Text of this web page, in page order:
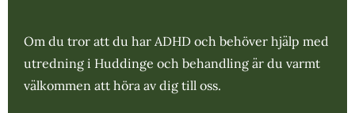
Om du tror att du har ADHD och behöver hjälp med
utredning i Huddinge och behandling är du varmt
välkommen att höra av dig till oss.